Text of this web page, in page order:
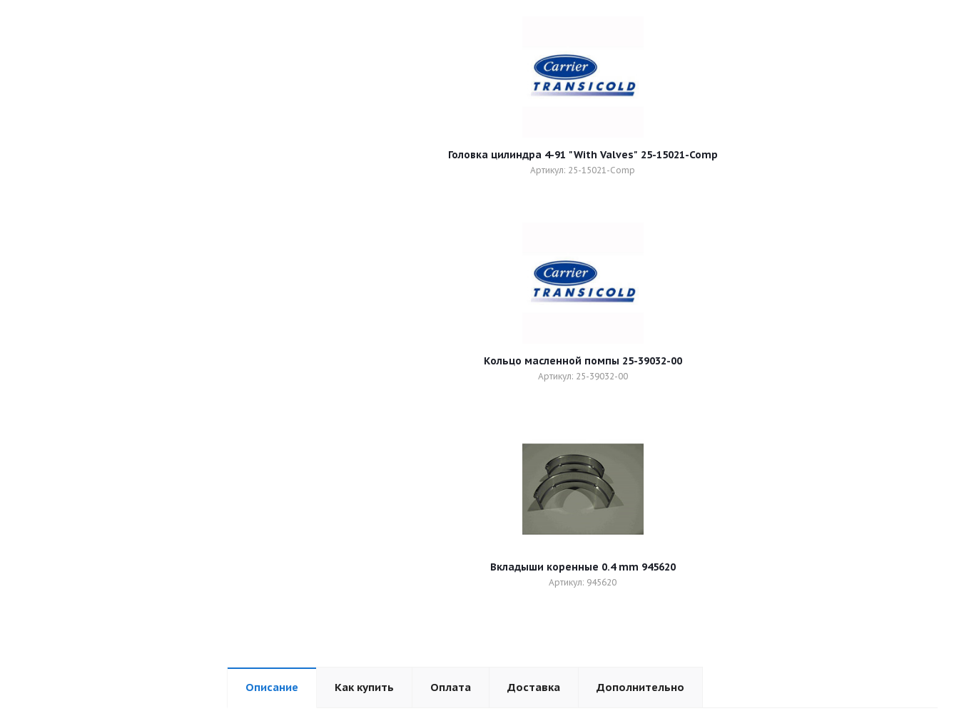
Головка цилиндра 4-91 "With Valves" 25-15021-Comp
Артикул: 25-15021-Comp
Кольцо масленной помпы 25-39032-00
Артикул: 25-39032-00
Вкладыши коренные 0.4 mm 945620
Артикул: 945620
Описание Как купить Оплата Доставка Дополнительно